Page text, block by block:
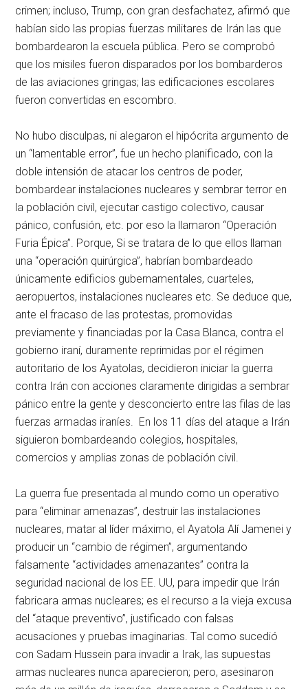
crimen; incluso, Trump, con gran desfachatez, afirmó que
habían sido las propias fuerzas militares de Irán las que
bombardearon la escuela pública. Pero se comprobó
que los misiles fueron disparados por los bombarderos
de las aviaciones gringas; las edificaciones escolares
fueron convertidas en escombro.
No hubo disculpas, ni alegaron el hipócrita argumento de
un “lamentable error”, fue un hecho planificado, con la
doble intensión de atacar los centros de poder,
bombardear instalaciones nucleares y sembrar terror en
la población civil, ejecutar castigo colectivo, causar
pánico, confusión, etc. por eso la llamaron “Operación
Furia Épica”. Porque, Si se tratara de lo que ellos llaman
una “operación quirúrgica”, habrían bombardeado
únicamente edificios gubernamentales, cuarteles,
aeropuertos, instalaciones nucleares etc. Se deduce que,
ante el fracaso de las protestas, promovidas
previamente y financiadas por la Casa Blanca, contra el
gobierno iraní, duramente reprimidas por el régimen
autoritario de los Ayatolas, decidieron iniciar la guerra
contra Irán con acciones claramente dirigidas a sembrar
pánico entre la gente y desconcierto entre las filas de las
fuerzas armadas iraníes. En los 11 días del ataque a Irán
siguieron bombardeando colegios, hospitales,
comercios y amplias zonas de población civil.
La guerra fue presentada al mundo como un operativo
para “eliminar amenazas”, destruir las instalaciones
nucleares, matar al líder máximo, el Ayatola Alí Jamenei y
producir un “cambio de régimen”, argumentando
falsamente “actividades amenazantes” contra la
seguridad nacional de los EE. UU, para impedir que Irán
fabricara armas nucleares; es el recurso a la vieja excusa
del “ataque preventivo”, justificado con falsas
acusaciones y pruebas imaginarias. Tal como sucedió
con Sadam Hussein para invadir a Irak, las supuestas
armas nucleares nunca aparecieron; pero, asesinaron